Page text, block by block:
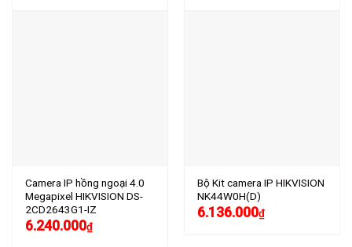
Camera IP hồng ngoại 4.0
Megapixel HIKVISION DS-
2CD2643G1-IZ
6.240.000₫
Bộ Kit camera IP HIKVISION
NK44W0H(D)
6.136.000₫